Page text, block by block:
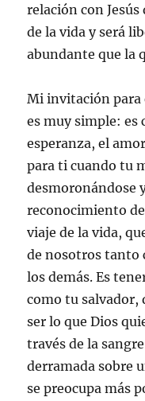
relación con
de la vida y será
abundante que la
Mi invitación para
es muy simple: es
esperanza, el
para ti cuando tu
desmoronándose
reconocimiento
viaje de la vida,
de nosotros tanto
los demás. Es
como tu salvador,
ser lo que Dios
través de la
derramada sobre
se preocupa más